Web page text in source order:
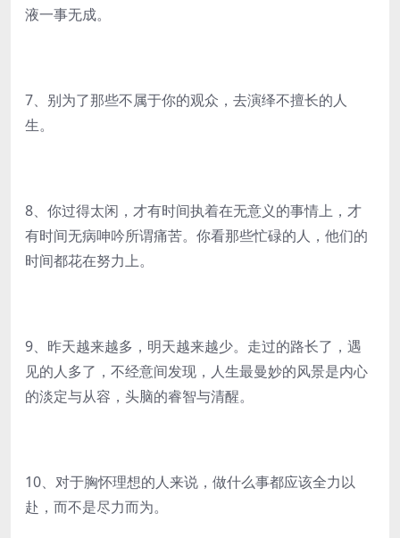
液一事无成。
7、别为了那些不属于你的观众，去演绎不擅长的人
生。
8、你过得太闲，才有时间执着在无意义的事情上，才
有时间无病呻吟所谓痛苦。你看那些忙碌的人，他们的
时间都花在努力上。
9、昨天越来越多，明天越来越少。走过的路长了，遇
见的人多了，不经意间发现，人生最曼妙的风景是内心
的淡定与从容，头脑的睿智与清醒。
10、对于胸怀理想的人来说，做什么事都应该全力以
赴，而不是尽力而为。